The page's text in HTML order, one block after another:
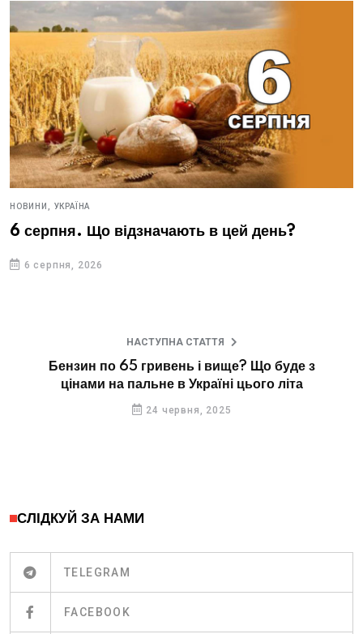
НОВИНИ, УКРАЇНА
6 серпня. Що відзначають в цей день?
6 серпня, 2026
НАСТУПНА СТАТТЯ
Бензин по 65 гривень і вище? Що буде з
цінами на пальне в Україні цього літа
24 червня, 2025
СЛІДКУЙ ЗА НАМИ
TELEGRAM
FACEBOOK